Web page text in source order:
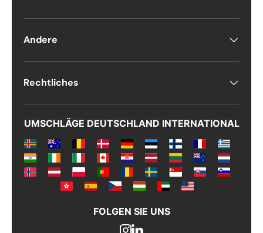
Andere
Rechtliches
UMSCHLÄGE DEUTSCHLAND INTERNATIONAL
FOLGEN SIE UNS